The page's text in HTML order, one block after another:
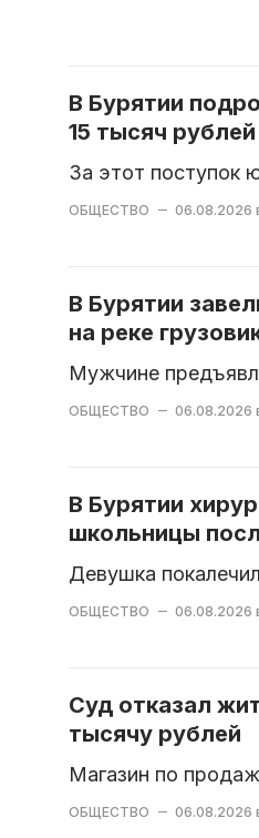
В Бурятии
15 тысяч рублей
За этот поступок
ОБЩЕСТВО 06.08.2026
В Бурятии
на реке
Мужчине
ОБЩЕСТВО 06.08.2026
В Бурятии
школьницы
Девушка
ОБЩЕСТВО 06.08.2026
Суд отказал
тысячу рублей
Магазин по
ОБЩЕСТВО 06.08.2026